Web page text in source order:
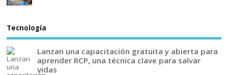
Tecnología
Lanzan una capacitación gratuita y abierta para
aprender RCP, una técnica clave para salvar
vidas